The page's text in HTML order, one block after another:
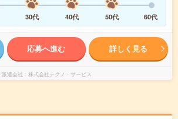
30代 40代 50代 60代
応募へ進む 詳しく見る
派遣会社 株式会社テクノ・サービス